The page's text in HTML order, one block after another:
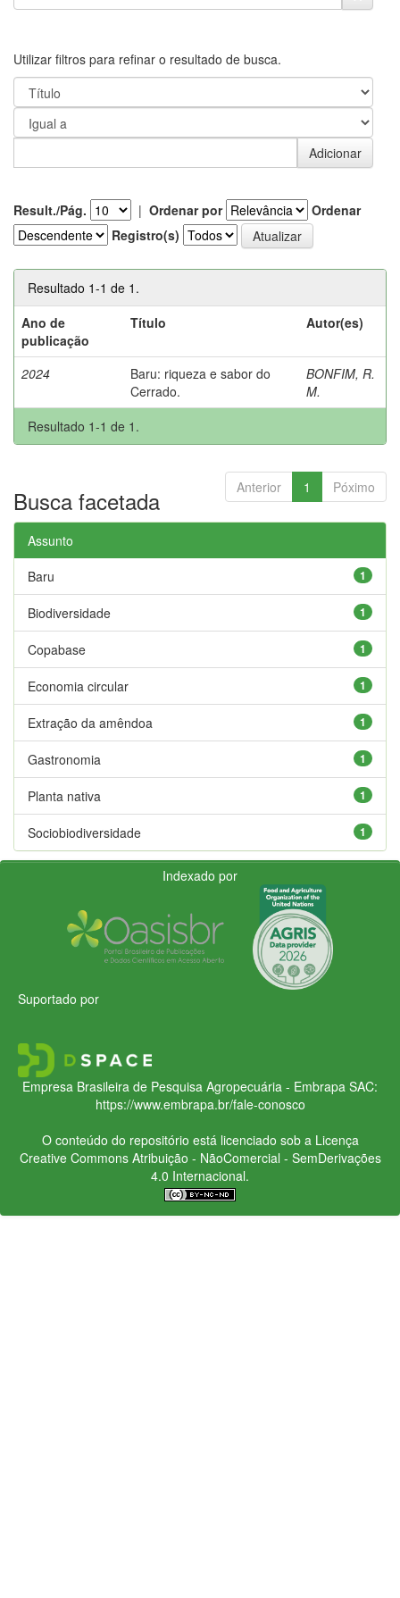
Utilizar filtros para refinar o resultado de busca.
Result./Pág. | Ordenar por
Ordenar
Registro(s)
Resultado 1-1 de 1.
Ano de
publicação
Título Autor(es)
2024
Baru: riqueza e sabor do
Cerrado.
BONFIM, R.
M.
Resultado 1-1 de 1.
Anterior 1 Póximo
Busca facetada
Assunto
1
Baru
1
Biodiversidade
1
Copabase
1
Economia circular
1
Extração da amêndoa
1
Gastronomia
1
Planta nativa
1
Sociobiodiversidade
Indexado por
Suportado por
Empresa Brasileira de Pesquisa Agropecuária - Embrapa SAC:
https://www.embrapa.br/fale-conosco
O conteúdo do repositório está licenciado sob a Licença
Creative CommonsAtribuição - NãoComercial - SemDerivações
4.0 Internacional.